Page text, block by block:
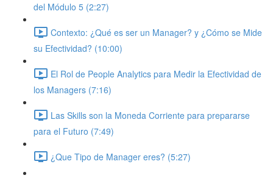
del Módulo 5 (2:27)
Contexto: ¿Qué es ser un Manager? y ¿Cómo se Mide
su Efectividad? (10:00)
El Rol de People Analytics para Medir la Efectividad de
los Managers (7:16)
Las Skills son la Moneda Corriente para prepararse
para el Futuro (7:49)
¿Que Tipo de Manager eres? (5:27)